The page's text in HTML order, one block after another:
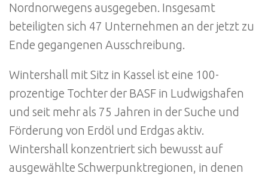
Nordnorwegens ausgegeben. Insgesamt
beteiligten sich 47 Unternehmen an der jetzt zu
Ende gegangenen Ausschreibung.
Wintershall mit Sitz in Kassel ist eine 100-
prozentige Tochter der BASF in Ludwigshafen
und seit mehr als 75 Jahren in der Suche und
Förderung von Erdöl und Erdgas aktiv.
Wintershall konzentriert sich bewusst auf
ausgewählte Schwerpunktregionen, in denen